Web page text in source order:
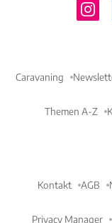
Caravaning
Themen A-Z
Kontakt AGB
Privacy Manager